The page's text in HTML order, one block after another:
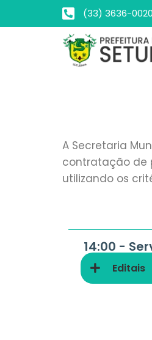
(33) 3636-0020
A Secretaria
contratação de
utilizando os
14:00 -
Editais